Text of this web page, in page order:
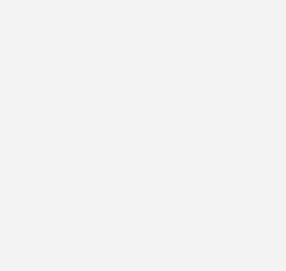
ohne die Entstehung von
dürfte die
runzeln, wenn man ihr
Erdgas 1,0 kWh Wasserstoff zu
mit Konversion in Deutschland
steigen. ■